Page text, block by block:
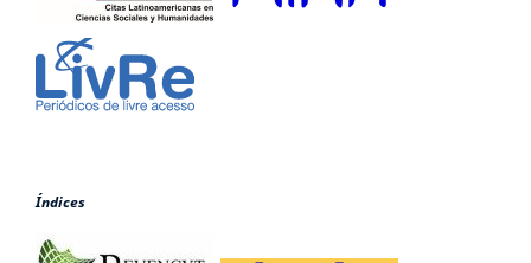
Índices